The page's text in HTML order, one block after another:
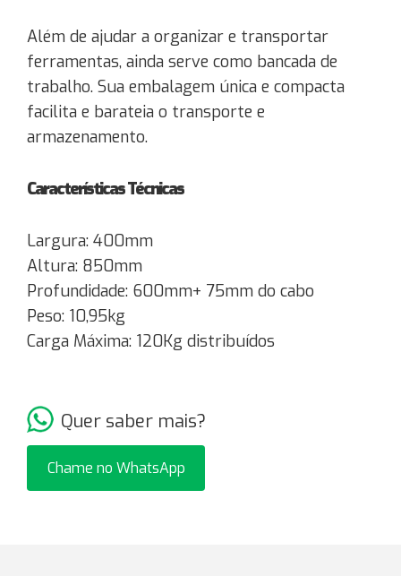
Além de ajudar a organizar e transportar
ferramentas, ainda serve como bancada de
trabalho. Sua embalagem única e compacta
facilita e barateia o transporte e
armazenamento.
Características Técnicas
Largura: 400mm
Altura: 850mm
Profundidade: 600mm+ 75mm do cabo
Peso: 10,95kg
Carga Máxima: 120Kg distribuídos
Quer saber mais?
Chame no WhatsApp